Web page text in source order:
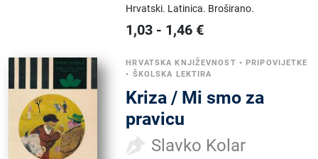
Hrvatski. Latinica. Broširano.
1,03 - 1,46 €
HRVATSKA KNJIŽEVNOST •PRIPOVIJETKE
• ŠKOLSKA LEKTIRA
Kriza / Mi smo za
pravicu
Slavko Kolar